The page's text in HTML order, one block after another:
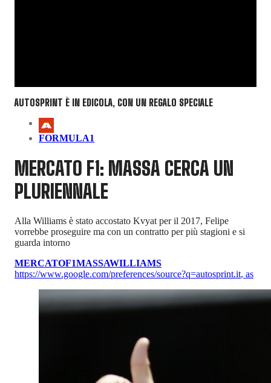
AUTOSPRINT È IN EDICOLA, CON UN REGALO SPECIALE
FORMULA1
MERCATO F1: MASSA CERCA UN
PLURIENNALE
Alla Williams è stato accostato Kvyat per il 2017, Felipe
vorrebbe proseguire ma con un contratto per più stagioni e si
guarda intorno
MERCATOF1MASSAWILLIAMS
https://www.google.com/preferences/source?q=autosprint.it, as